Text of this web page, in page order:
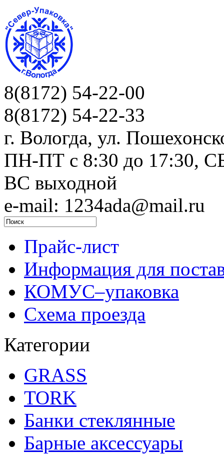
8(8172) 54-22-00
8(8172) 54-22-33
г. Вологда, ул.
ПН-ПТ c 8:30 до 17:30,
ВС выходной
e-mail: 1234ada@mail.ru
Прайс-лист
Информация для
КОМУС–упаковка
Схема проезда
Категории
GRASS
TORK
Банки стеклянные
Барные аксессуары